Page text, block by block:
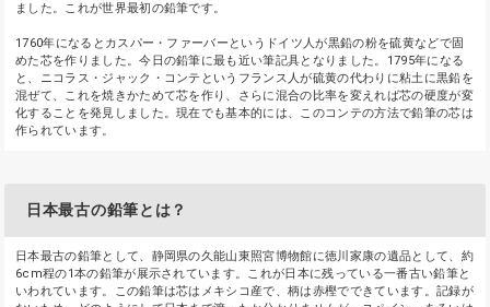
ました。これが世界最初の鉛筆です。
1760年になるとカスパー・ファーバーというドイツ人が黒鉛の粉を硫黄などで固
めた芯を作りました。今日の鉛筆に最も近い筆記具となりました。1795年になる
と、ニコラス・ジャック・コンテというフランス人が硫黄の代わりに粘土に黒鉛を
混ぜて、これを焼きかためて芯を作り、さらに混合の比率を変えれば芯の硬度が変
化することを発見しました。現在でも基本的には、このコンテの方法で鉛筆の芯は
作られています。
日本最古の鉛筆とは？
日本最古の鉛筆として、静岡県の久能山東照宮博物館に徳川家康の遺品として、約
6cm程の1本の鉛筆が展示されています。これが日本に残っている一番古い鉛筆と
いわれています。この鉛筆は芯はメキシコ産で、柄は赤樫でできています。記録が